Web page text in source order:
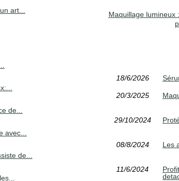
Maquillage lumineux
18/6/2026
20/3/2025
29/10/2024
08/8/2024 Les
11/6/2024
art...
de...
avec...
de...